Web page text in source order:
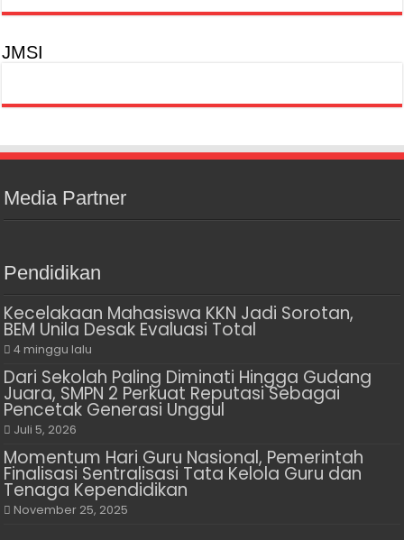
JMSI
Media Partner
Pendidikan
Kecelakaan Mahasiswa KKN Jadi Sorotan,
BEM Unila Desak Evaluasi Total
4 minggu lalu
Dari Sekolah Paling Diminati Hingga Gudang
Juara, SMPN 2 Perkuat Reputasi Sebagai
Pencetak Generasi Unggul
Juli 5, 2026
Momentum Hari Guru Nasional, Pemerintah
Finalisasi Sentralisasi Tata Kelola Guru dan
Tenaga Kependidikan
November 25, 2025